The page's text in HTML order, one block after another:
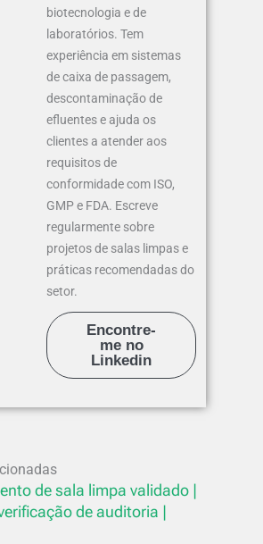
biotecnologia e de
laboratórios. Tem
experiência em sistemas
de caixa de passagem,
descontaminação de
efluentes e ajuda os
clientes a atender aos
requisitos de
conformidade com ISO,
GMP e FDA. Escreve
regularmente sobre
projetos de salas limpas e
práticas recomendadas do
setor.
Encontre-
me no
Linkedin
de sala limpa validado |
de auditoria |